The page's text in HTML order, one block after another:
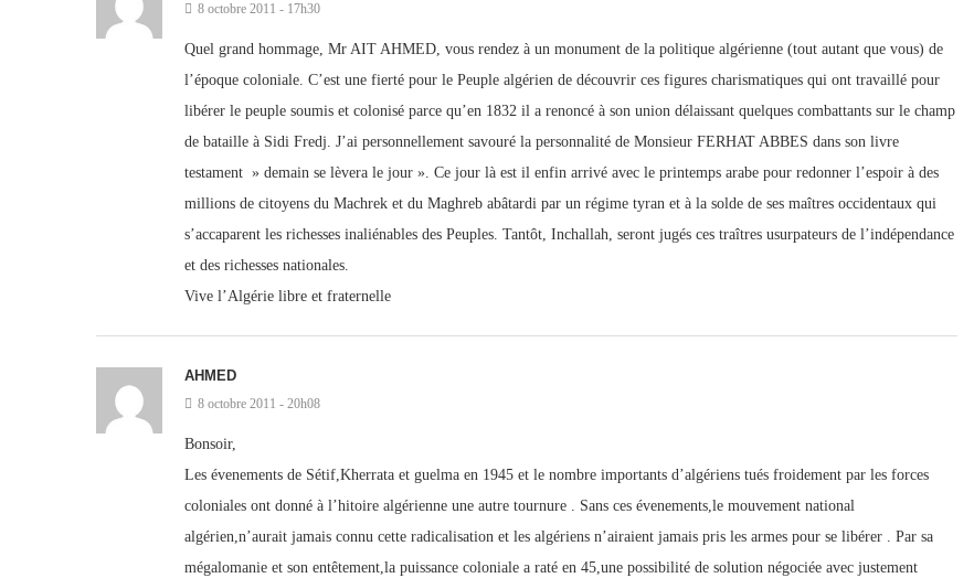
8 octobre 2011 - 17h30
Quel grand hommage, Mr AIT AHMED, vous rendez à un monument de la politique algérienne (tout autant que vous) de
l’époque coloniale. C’est une fierté pour le Peuple algérien de découvrir ces figures charismatiques qui ont travaillé pour
libérer le peuple soumis et colonisé parce qu’en 1832 il a renoncé à son union délaissant quelques combattants sur le champ
de bataille à Sidi Fredj. J’ai personnellement savouré la personnalité de Monsieur FERHAT ABBES dans son livre
testament » demain se lèvera le jour ». Ce jour là est il enfin arrivé avec le printemps arabe pour redonner l’espoir à des
millions de citoyens du Machrek et du Maghreb abâtardi par un régime tyran et à la solde de ses maîtres occidentaux qui
s’accaparent les richesses inaliénables des Peuples. Tantôt, Inchallah, seront jugés ces traîtres usurpateurs de l’indépendance
et des richesses nationales.
Vive l’Algérie libre et fraternelle
AHMED
8 octobre 2011 - 20h08
Bonsoir,
Les évenements de Sétif,Kherrata et guelma en 1945 et le nombre importants d’algériens tués froidement par les forces
coloniales ont donné à l’hitoire algérienne une autre tournure . Sans ces évenements,le mouvement national
algérien,n’aurait jamais connu cette radicalisation et les algériens n’airaient jamais pris les armes pour se libérer . Par sa
mégalomanie et son entêtement,la puissance coloniale a raté en 45,une possibilité de solution négociée avec justement